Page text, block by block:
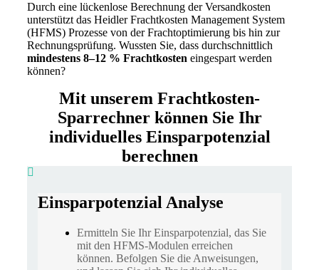
Durch eine lückenlose Berechnung der Versandkosten
unterstützt das Heidler Frachtkosten Management System
(HFMS) Prozesse von der Frachtoptimierung bis hin zur
Rechnungsprüfung. Wussten Sie, dass durchschnittlich
mindestens 8–12 % Frachtkosten eingespart werden
können?
Mit unserem Frachtkosten-
Sparrechner können Sie Ihr
individuelles Einsparpotenzial
berechnen
Einsparpotenzial Analyse
Ermitteln Sie Ihr Einsparpotenzial, das Sie
mit den HFMS-Modulen erreichen
können. Befolgen Sie die Anweisungen,